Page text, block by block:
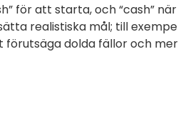
för att starta, och “cash”
realistiska mål; till exempel
dolda fällor och